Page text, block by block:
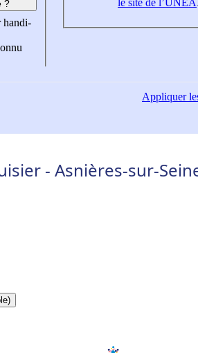
?
handi-
Appliquer
- Asnières-sur-